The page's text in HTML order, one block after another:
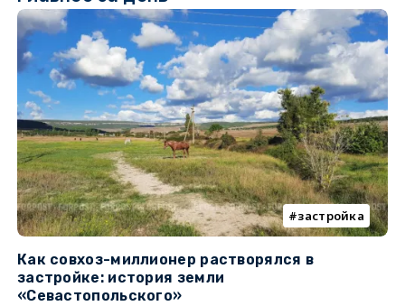
застройка
Как совхоз-миллионер растворялся в
застройке: история земли
«Севастопольского»